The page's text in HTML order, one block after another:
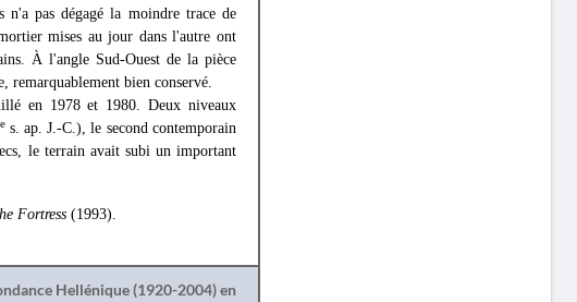
pas dégagé la moindre trace de
mises au jour dans l'autre ont
À l'angle Sud-Ouest de la pièce
bien conservé.
en 1978 et 1980. Deux niveaux
es. ap. J.-C.), le second contemporain
le terrain avait subi un important
Fortress (1993).
Hellénique (1920-2004) en